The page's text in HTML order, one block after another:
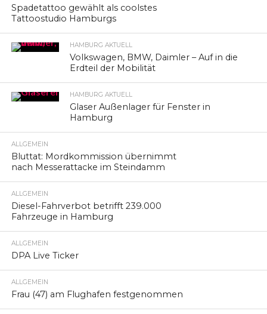
Spadetattoo gewählt als coolstes
Tattoostudio Hamburgs
HAMBURG AKTUELL
Volkswagen, BMW, Daimler – Auf in die
Erdteil der Mobilität
HAMBURG AKTUELL
Glaser Außenlager für Fenster in
Hamburg
ALLGEMEIN
Bluttat: Mordkommission übernimmt
nach Messerattacke im Steindamm
ALLGEMEIN
Diesel-Fahrverbot betrifft 239.000
Fahrzeuge in Hamburg
ALLGEMEIN
DPA Live Ticker
ALLGEMEIN
Frau (47) am Flughafen festgenommen